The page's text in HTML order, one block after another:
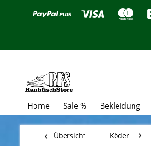
Home Sale % Bekleidung
Übersicht Köder